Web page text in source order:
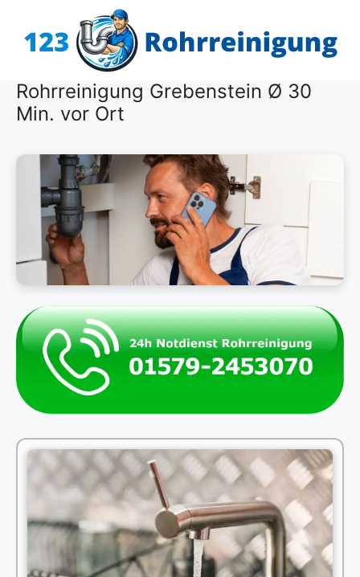
Inhalt
Rohrreinigung Grebenstein Ø 30
Min. vor Ort